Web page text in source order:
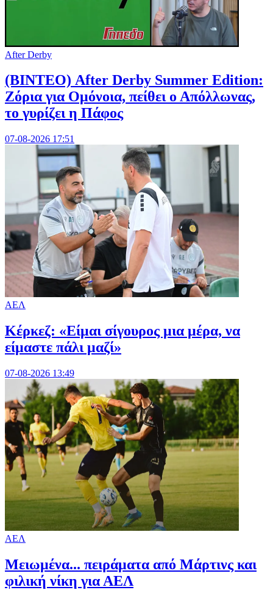
After Derby
(ΒΙΝΤΕΟ) After Derby Summer Edition:
Ζόρια για Ομόνοια, πείθει ο Απόλλωνας,
το γυρίζει η Πάφος
07-08-2026 17:51
ΑΕΛ
Κέρκεζ: «Είμαι σίγουρος μια μέρα, να
είμαστε πάλι μαζί»
07-08-2026 13:49
ΑΕΛ
Μειωμένα... πειράματα από Μάρτινς και
φιλική νίκη για ΑΕΛ